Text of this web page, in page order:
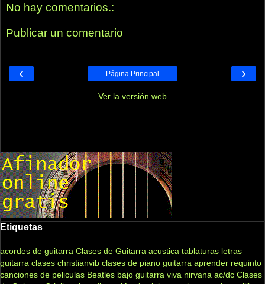
No hay comentarios.:
Publicar un comentario
‹ ›
Página Principal
Ver la versión web
Etiquetas
acordes de guitarra Clases de Guitarra acustica tablaturas letras
guitarra clases christianvib clases de piano guitarra aprender requinto
canciones de peliculas Beatles bajo guitarra viva nirvana ac/dc Clases